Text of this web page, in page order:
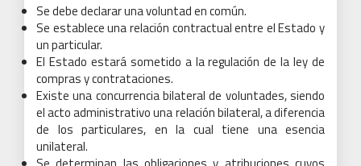
Se debe declarar una voluntad en común.
Se establece una relación contractual entre el Estado y
un particular.
El Estado estará sometido a la regulación de la ley de
compras y contrataciones.
Existe una concurrencia bilateral de voluntades, siendo
el acto administrativo una relación bilateral, a diferencia
de los particulares, en la cual tiene una esencia
unilateral.